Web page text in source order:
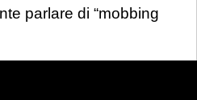
parlare di “mobbing